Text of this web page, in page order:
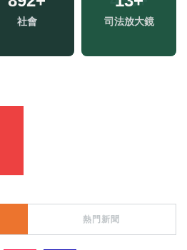
社會 司法放大鏡
熱門新聞